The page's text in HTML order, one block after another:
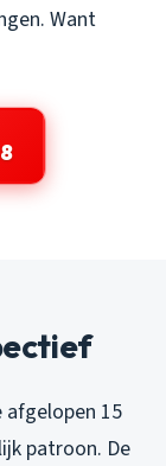
Want
afgelopen 15
patroon. De